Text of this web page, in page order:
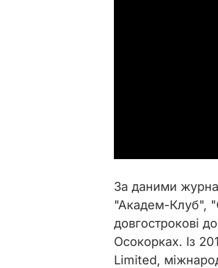
За даними
"Академ-Клуб",
довгострокові
Осокорках. Із
Limited,